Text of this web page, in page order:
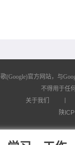
官方网站，与
不得用于任
关于我们
陕